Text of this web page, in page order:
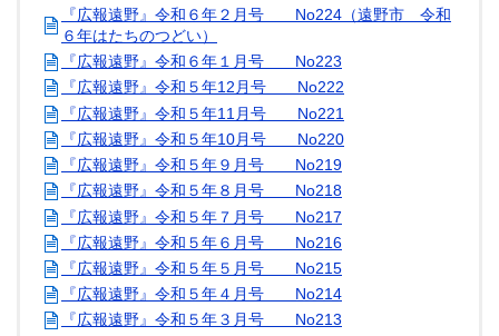
『広報遠野』令和６年２月号 No224（遠野市 令和
６年はたちのつどい）
『広報遠野』令和６年１月号 No223
『広報遠野』令和５年12月号 No222
『広報遠野』令和５年11月号 No221
『広報遠野』令和５年10月号 No220
『広報遠野』令和５年９月号 No219
『広報遠野』令和５年８月号 No218
『広報遠野』令和５年７月号 No217
『広報遠野』令和５年６月号 No216
『広報遠野』令和５年５月号 No215
『広報遠野』令和５年４月号 No214
『広報遠野』令和５年３月号 No213